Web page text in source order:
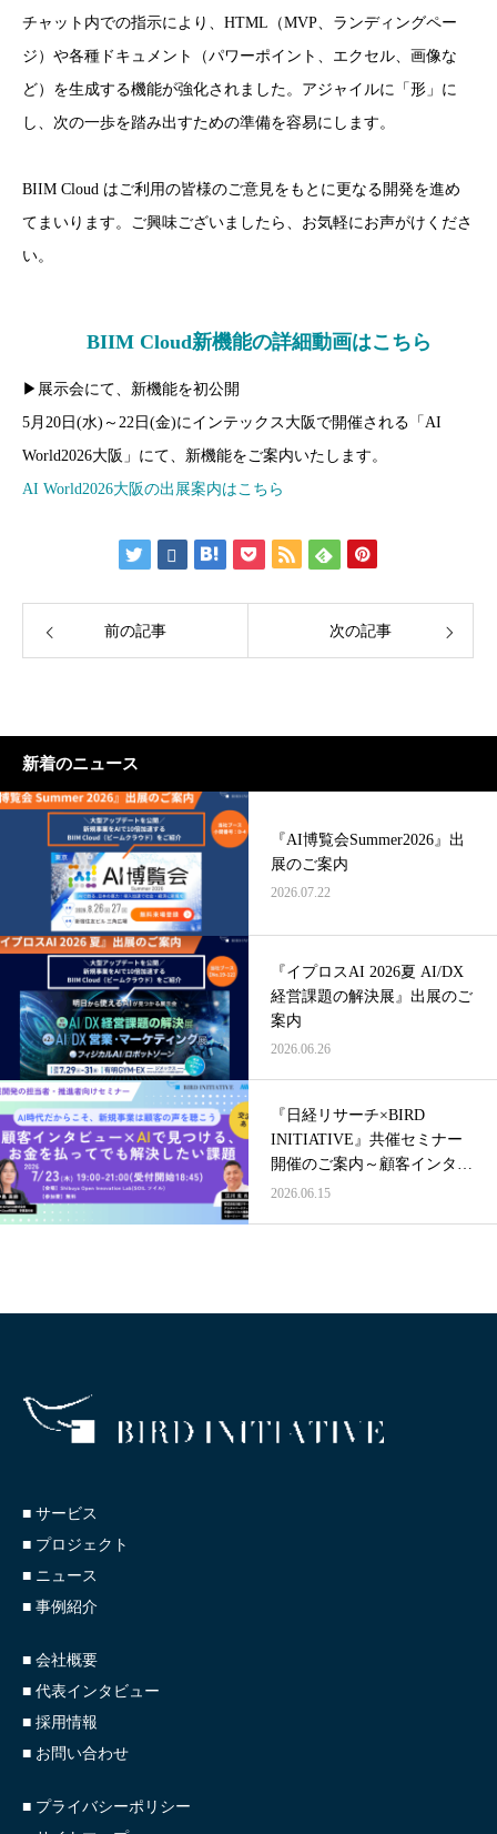
チャット内での指示により、HTML（MVP、ランディングペー
ジ）や各種ドキュメント（パワーポイント、エクセル、画像な
ど）を生成する機能が強化されました。アジャイルに「形」に
し、次の一歩を踏み出すための準備を容易にします。
BIIM Cloud はご利用の皆様のご意見をもとに更なる開発を進め
てまいります。ご興味ございましたら、お気軽にお声がけくださ
い。
BIIM Cloud新機能の詳細動画はこちら
▶展示会にて、新機能を初公開
5月20日(水)～22日(金)にインテックス大阪で開催される「AI
World2026大阪」にて、新機能をご案内いたします。
AI World2026大阪の出展案内はこちら
前の記事 次の記事
新着のニュース
『AI博覧会Summer2026』出
展のご案内
2026.07.22
『イプロスAI 2026夏 AI/DX
経営課題の解決展』出展のご
案内
2026.06.26
『日経リサーチ×BIRD
INITIATIVE』共催セミナー
開催のご案内～顧客インタビ
ュー×AIで見つける、お金を
2026.06.15
■ サービス
■ プロジェクト
■ ニュース
■ 事例紹介
■ 会社概要
■ 代表インタビュー
■ 採用情報
■ お問い合わせ
■ プライバシーポリシー